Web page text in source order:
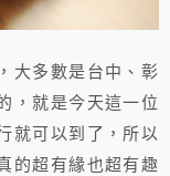
多數是台中、彰
，就是今天這一位
就可以到了，所以
的超有緣也超有趣